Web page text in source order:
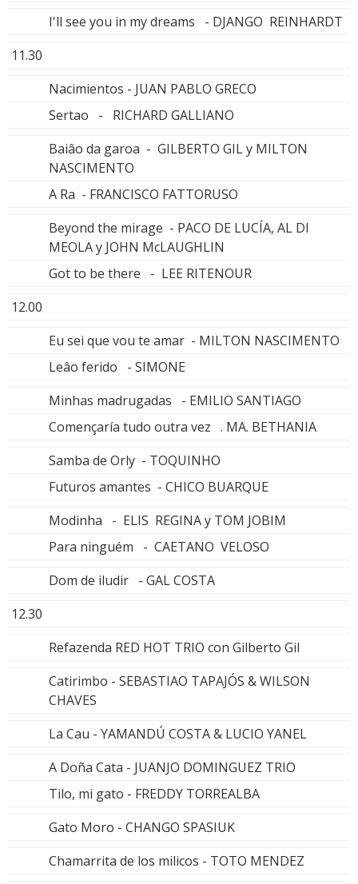
I'll see you in my dreams - DJANGO REINHARDT
11.30
Nacimientos - JUAN PABLO GRECO
Sertao - RICHARD GALLIANO
Baiâo da garoa - GILBERTO GIL y MILTON
NASCIMENTO
A Ra - FRANCISCO FATTORUSO
Beyond the mirage - PACO DE LUCÍA, AL DI
MEOLA y JOHN McLAUGHLIN
Got to be there - LEE RITENOUR
12.00
Eu sei que vou te amar - MILTON NASCIMENTO
Leâo ferido - SIMONE
Minhas madrugadas - EMILIO SANTIAGO
Començaría tudo outra vez . MA. BETHANIA
Samba de Orly - TOQUINHO
Futuros amantes - CHICO BUARQUE
Modinha - ELIS REGINA y TOM JOBIM
Para ninguém - CAETANO VELOSO
Dom de iludir - GAL COSTA
12.30
Refazenda RED HOT TRIO con Gilberto Gil
Catirimbo - SEBASTIAO TAPAJÓS & WILSON
CHAVES
La Cau - YAMANDÚ COSTA & LUCIO YANEL
A Doña Cata - JUANJO DOMINGUEZ TRIO
Tilo, mi gato - FREDDY TORREALBA
Gato Moro - CHANGO SPASIUK
Chamarrita de los milicos - TOTO MENDEZ